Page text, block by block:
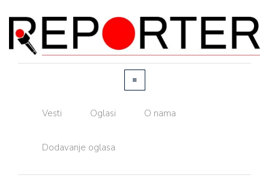
Vesti Oglasi O nama
Dodavanje oglasa